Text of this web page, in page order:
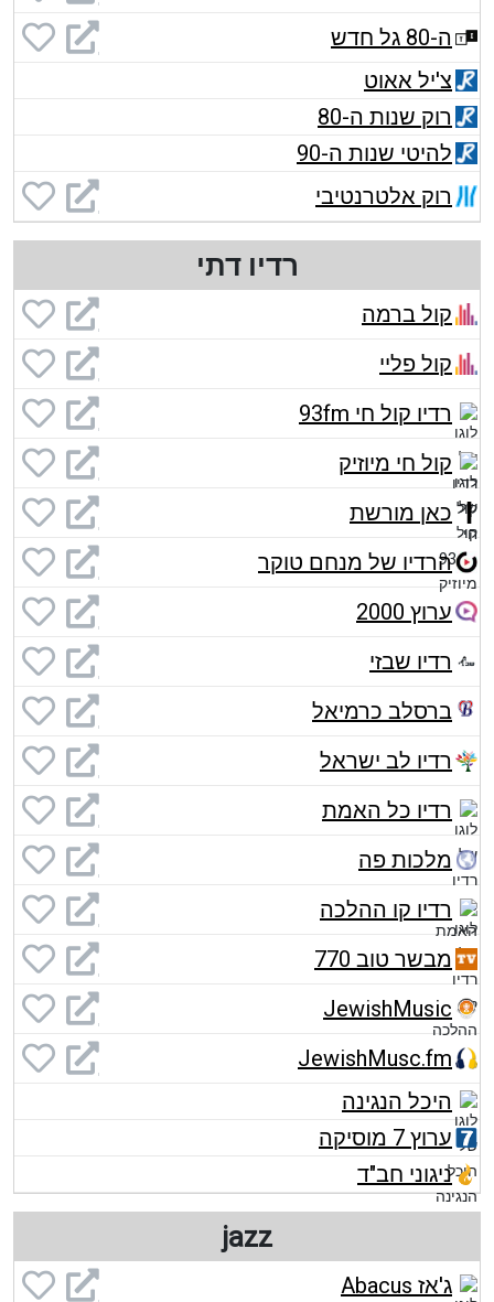
ה-80 גל חדש
צ'יל אאוט
רוק שנות ה-80
להיטי שנות ה-90
רוק אלטרנטיבי
רדיו דתי
קול ברמה
קול פליי
רדיו קול חי 93fm
קול חי מיוזיק
כאן מורשת
הרדיו של מנחם טוקר
ערוץ 2000
רדיו שבזי
ברסלב כרמיאל
רדיו לב ישראל
רדיו כל האמת
מלכות פה
רדיו קו ההלכה
מבשר טוב 770
JewishMusic
JewishMusc.fm
היכל הנגינה
ערוץ 7 מוסיקה
ניגוני חב"ד
jazz
ג'אז Abacus